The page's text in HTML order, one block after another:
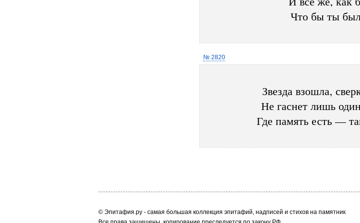
Что бы ты
№ 2820
Звезда взошла,
Не гаснет лишь
Где память есть —
© Эпитафия.ру - самая большая коллекция эпитафий, надписей и стихов на памятник